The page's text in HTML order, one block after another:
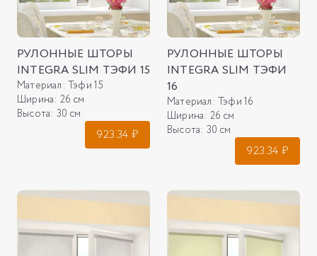
РУЛОННЫЕ ШТОРЫ
INTEGRA SLIM ТЭФИ 15
Материал: Тэфи 15
Ширина: 26 см
Высота: 30 см
923.34 ₽
РУЛОННЫЕ ШТОРЫ
INTEGRA SLIM ТЭФИ
16
Материал: Тэфи 16
Ширина: 26 см
Высота: 30 см
923.34 ₽